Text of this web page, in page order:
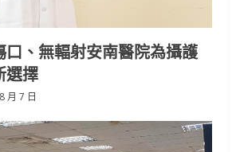
口、無輻射安南醫院為攝護
選擇
月 7 日